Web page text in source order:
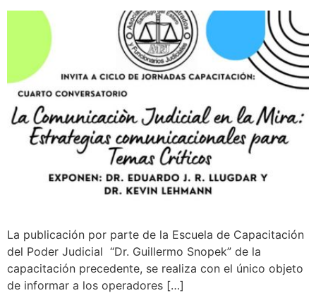
La publicación por parte de la Escuela de Capacitación
del Poder Judicial “Dr. Guillermo Snopek” de la
capacitación precedente, se realiza con el único objeto
de informar a los operadores […]